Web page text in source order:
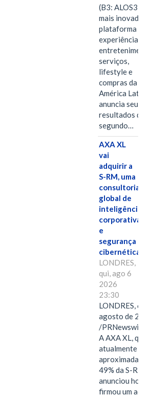
(B3: ALOS3), a
mais inovadora
plataforma de
experiências,
entretenimento,
serviços,
lifestyle e
compras da
América Latina
anuncia seus
resultados do
segundo…
AXA XL
vai
adquirir a
S-RM, uma
consultoria
global de
inteligência
corporativa
e
segurança
cibernética
LONDRES,
qui, ago 6
2026
23:30
LONDRES, 6 de
agosto de 2026
/PRNewswire/ --
A AXA XL, que
atualmente
49% da S-RM,
anunciou hoje
firmou um